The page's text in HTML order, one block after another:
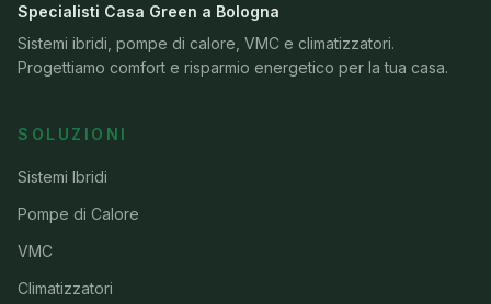
Specialisti Casa Green a Bologna
Sistemi ibridi, pompe di calore, VMC e climatizzatori.
Progettiamo comfort e risparmio energetico per la tua casa.
SOLUZIONI
Sistemi Ibridi
Pompe di Calore
VMC
Climatizzatori